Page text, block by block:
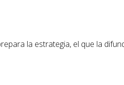
la estrategia, el que la